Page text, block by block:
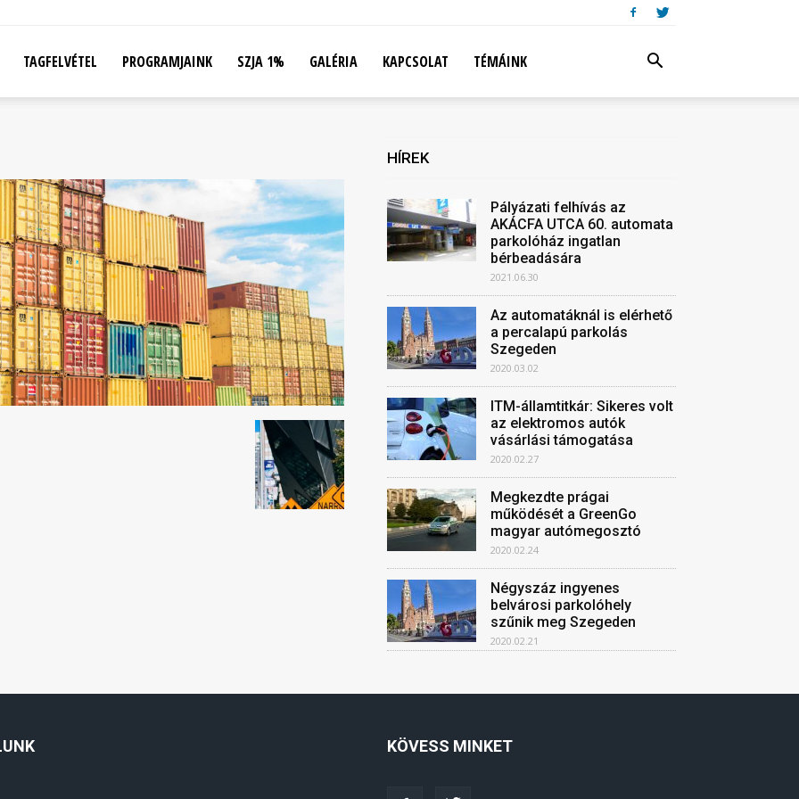
TAGFELVÉTEL PROGRAMJAINK SZJA 1% GALÉRIA KAPCSOLAT TÉMÁINK
HÍREK
Pályázati felhívás az
AKÁCFA UTCA 60. automata
parkolóház ingatlan
bérbeadására
2021.06.30
Az automatáknál is elérhető
a percalapú parkolás
Szegeden
2020.03.02
ITM-államtitkár: Sikeres volt
az elektromos autók
vásárlási támogatása
2020.02.27
Megkezdte prágai
működését a GreenGo
magyar autómegosztó
2020.02.24
Négyszáz ingyenes
belvárosi parkolóhely
szűnik meg Szegeden
2020.02.21
KÖVESS MINKET